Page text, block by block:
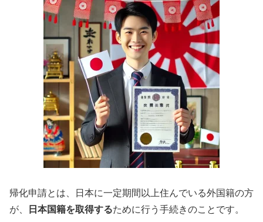
帰化申請とは、日本に一定期間以上住んでいる外国籍の方
が、
日本国籍を取得するために行う手続きのことです。